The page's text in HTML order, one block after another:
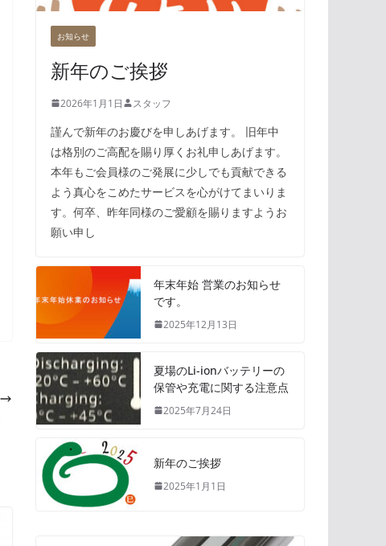
お知らせ
新年のご挨拶
2026年1月1日 スタッフ
謹んで新年のお慶びを申しあげます。 旧年中
は格別のご高配を賜り厚くお礼申しあげます。
本年もご会員様のご発展に少しでも貢献できる
よう真心をこめたサービスを心がけてまいりま
す。何卒、昨年同様のご愛顧を賜りますようお
願い申し
年末年始 営業のお知らせ
です。
2025年12月13日
夏場のLi-ionバッテリーの
保管や充電に関する注意点
2025年7月24日
新年のご挨拶
2025年1月1日